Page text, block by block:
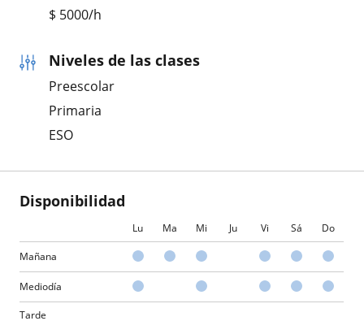
$ 5000/h
Niveles de las clases
Preescolar
Primaria
ESO
Disponibilidad
Lu Ma Mi Ju Vi Sá Do
Mañana
Mediodía
Tarde